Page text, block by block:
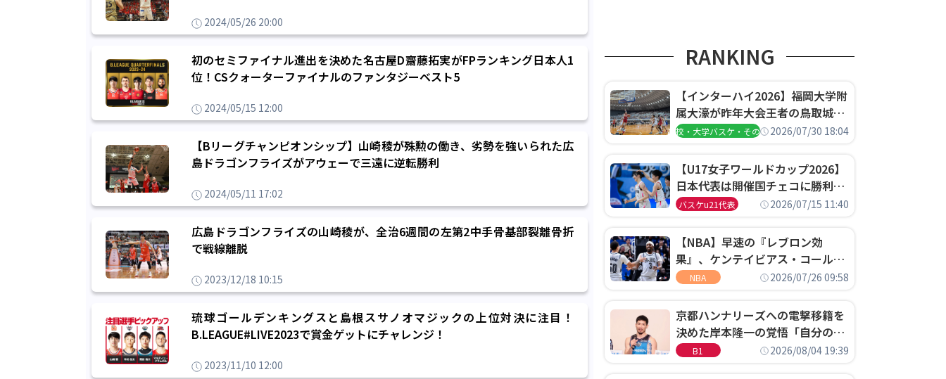
2024/05/26 20:00
初のセミファイナル進出を決めた名古屋D齋藤拓実がFPランキング日本人1
位！CSクォーターファイナルのファンタジーベスト5
2024/05/15 12:00
【Bリーグチャンピオンシップ】山崎稜が殊勲の働き、劣勢を強いられた広
島ドラゴンフライズがアウェーで三遠に逆転勝利
2024/05/11 17:02
広島ドラゴンフライズの山崎稜が、全治6週間の左第2中手骨基部裂離骨折
で戦線離脱
2023/12/18 10:15
琉球ゴールデンキングスと島根スサノオマジックの上位対決に注目！
B.LEAGUE#LIVE2023で賞金ゲットにチャレンジ！
2023/11/10 12:00
RANKING
【インターハイ2026】福岡大学附
属大濠が昨年大会王者の鳥取城北
を撃破、大阪薫英女学院は岐阜女
高校・大学バスケ・その他2026/07/30 18:04
【U17女子ワールドカップ2026】
日本代表は開催国チェコに勝利し
て予選グループ3連勝で首位通
決定
バスケu21代表 2026/07/15 11:40
【NBA】早速の『レブロン効
果』、ケンテイビアス・コールド
ウェル・ポープがセブンティシク
NBA 2026/07/26 09:58
京都ハンナリーズへの電撃移籍を
決めた岸本隆一の覚悟「自分のエ
ゴというちっぽけなことのため
B1 2026/08/04 19:39